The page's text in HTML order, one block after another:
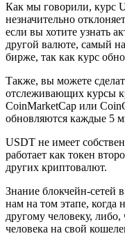
Как мы говорили, курс
незначительно
если вы хотите узнать
другой валюте, самый
бирже, так как курс
Также, вы можете
отслеживающих курсы
CoinMarketCap или
обновляются каждые 5
USDT не имеет
работает как токен
других криптовалют.
Знание блокчейн-сетей
нам на том этапе, когда
другому человеку,
человека на свой